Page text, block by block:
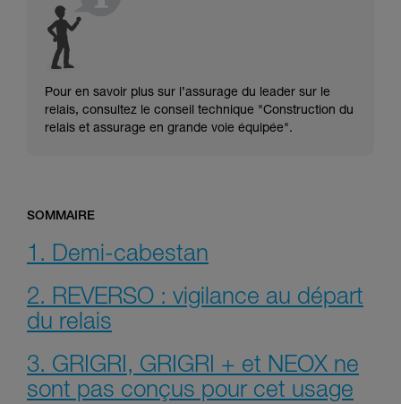
de la reproduire en autonomie.
Nous donnons des exemples de techniques
liées à votre activité. Il peut en exister d’autres
Pour en savoir plus sur l’assurage du leader sur le
relais, consultez le conseil technique "Construction du
relais et assurage en grande voie équipée".
SOMMAIRE
1. Demi-cabestan
2. REVERSO : vigilance au départ
du relais
3. GRIGRI, GRIGRI + et NEOX ne
sont pas conçus pour cet usage